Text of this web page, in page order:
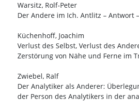
Warsitz, Rolf-Peter
Der Andere im Ich. Antlitz – Antwort
Küchenhoff, Joachim
Verlust des Selbst, Verlust des
Zerstörung von Nähe und Ferne im
Zwiebel, Ralf
Der Analytiker als Anderer:
der Person des Analytikers in der